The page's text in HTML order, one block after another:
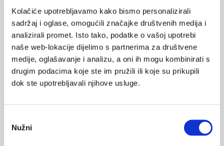
Kolačiće upotrebljavamo kako bismo personalizirali
sadržaj i oglase, omogućili značajke društvenih medija i
analizirali promet. Isto tako, podatke o vašoj upotrebi
naše web-lokacije dijelimo s partnerima za društvene
medije, oglašavanje i analizu, a oni ih mogu kombinirati s
drugim podacima koje ste im pružili ili koje su prikupili
dok ste upotrebljavali njihove usluge.
pristanka
Nužni
Procjena pouzdanosti triju indeksa za
osteonekroze prouzročen lijekovima, pojavljuje se primarno u
kostima čeljusti, vjerojatno zbog kombinacije aktivne